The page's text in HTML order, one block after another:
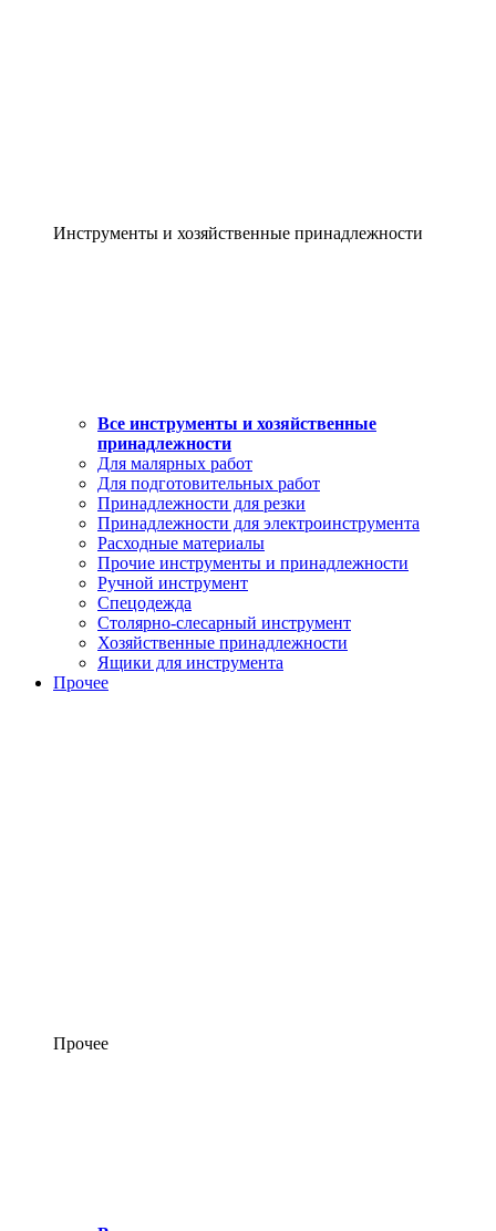
Инструменты и хозяйственные принадлежности
Все инструменты и хозяйственные
принадлежности
Для малярных работ
Для подготовительных работ
Принадлежности для резки
Принадлежности для электроинструмента
Расходные материалы
Прочие инструменты и принадлежности
Ручной инструмент
Спецодежда
Столярно-слесарный инструмент
Хозяйственные принадлежности
Ящики для инструмента
Прочее
Прочее